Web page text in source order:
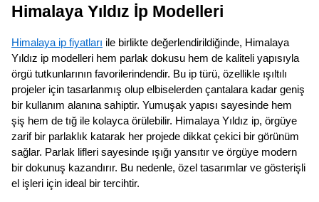
Himalaya Yıldız İp Modelleri
Himalaya ip fiyatları ile birlikte değerlendirildiğinde, Himalaya
Yıldız ip modelleri hem parlak dokusu hem de kaliteli yapısıyla
örgü tutkunlarının favorilerindendir. Bu ip türü, özellikle ışıltılı
projeler için tasarlanmış olup elbiselerden çantalara kadar geniş
bir kullanım alanına sahiptir. Yumuşak yapısı sayesinde hem
şiş hem de tığ ile kolayca örülebilir. Himalaya Yıldız ip, örgüye
zarif bir parlaklık katarak her projede dikkat çekici bir görünüm
sağlar. Parlak lifleri sayesinde ışığı yansıtır ve örgüye modern
bir dokunuş kazandırır. Bu nedenle, özel tasarımlar ve gösterişli
el işleri için ideal bir tercihtir.